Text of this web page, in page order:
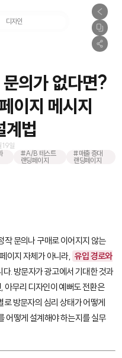
디자인
의가 없다면?
이지 메시지
계법
일
#A/B 테스트
랜딩페이지
#매출 증대
랜딩페이지
작 문의나 구매로 이어지지 않는
이지 자체가 아니라, 유입 경로와
다. 방문자가 광고에서 기대한 것과
아무리 디자인이 예뻐도 전환은
방문자의 심리 상태가 어떻게
어떻게 설계해야 하는지를 실무